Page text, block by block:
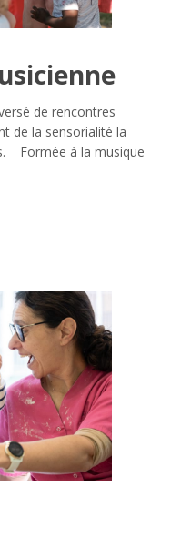
de rencontres
de la sensorialité la
Formée à la musique